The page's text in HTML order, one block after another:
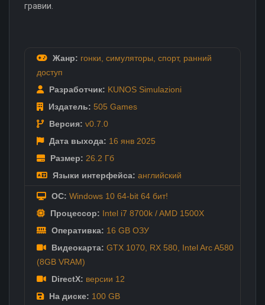
гравии.
Жанр: гонки симуляторы спорт, ранний
доступ
Разработчик: KUNOS Simulazioni
Издатель: 505 Games
Версия: v0.7.0
Дата выхода: 16 янв 2025
Размер: 26.2 Гб
Языки интерфейса: английский
ОС: Windows 10 64-bit 64 бит!
Процессор: Intel i7 8700k / AMD 1500X
Оперативка: 16 GB ОЗУ
Видеокарта: GTX 1070, RX 580, Intel Arc A580
(8GB VRAM)
DirectX: версии 12
На диске: 100 GB